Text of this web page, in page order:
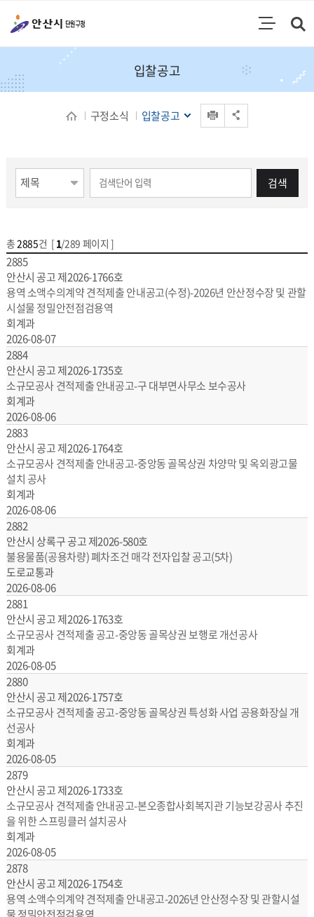
주메뉴
입찰공고
구정소식 입찰공고
검색
총2885건 [ 1/289 페이지 ]
2885
안산시 공고 제2026-1766호
용역 소액수의계약 견적제출 안내공고(수정)-2026년 안산정수장 및 관할
시설물 정밀안전점검용역
회계과
2026-08-07
2884
안산시 공고 제2026-1735호
소규모공사 견적제출 안내공고-구 대부면사무소 보수공사
회계과
2026-08-06
2883
안산시 공고 제2026-1764호
소규모공사 견적제출 안내공고-중앙동 골목상권 차양막 및 옥외광고물
설치 공사
회계과
2026-08-06
2882
안산시 상록구 공고 제2026-580호
불용물품(공용차량) 폐차조건 매각 전자입찰 공고(5차)
도로교통과
2026-08-06
2881
안산시 공고 제2026-1763호
소규모공사 견적제출 공고-중앙동 골목상권 보행로 개선공사
회계과
2026-08-05
2880
안산시 공고 제2026-1757호
소규모공사 견적제출 공고-중앙동 골목상권 특성화 사업 공용화장실 개
선공사
회계과
2026-08-05
2879
안산시 공고 제2026-1733호
소규모공사 견적제출 안내공고-본오종합사회복지관 기능보강공사 추진
을 위한 스프링클러 설치공사
회계과
2026-08-05
2878
안산시 공고 제2026-1754호
용역 소액수의계약 견적제출 안내공고-2026년 안산정수장 및 관할시설